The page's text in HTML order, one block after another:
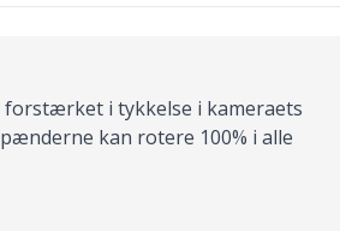
forstærket i tykkelse i kameraets
kan rotere 100% i alle